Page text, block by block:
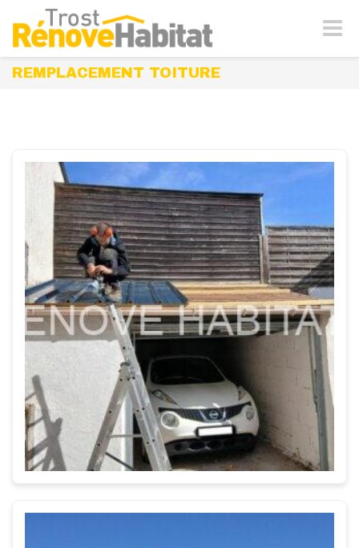
-
REMPLACEMENT TOITURE